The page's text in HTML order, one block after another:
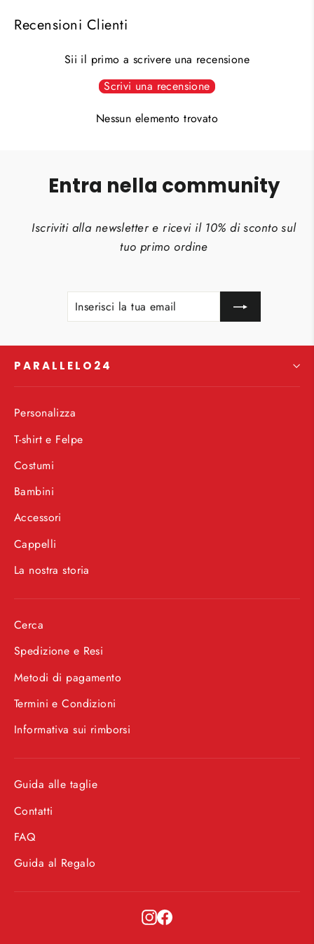
Recensioni Clienti
Sii il primo a scrivere una recensione
Scrivi una recensione
Nessun elemento trovato
Entra nella community
Iscriviti alla newsletter e ricevi il 10% di sconto sul
tuo primo ordine
LA
PARALLELO24
Personalizza
T-shirt e Felpe
Costumi
Bambini
Accessori
Cappelli
La nostra storia
Cerca
Spedizione e Resi
Metodi di pagamento
Termini e Condizioni
Informativa sui rimborsi
Guida alle taglie
Contatti
FAQ
Guida al Regalo
Instagram
Facebook